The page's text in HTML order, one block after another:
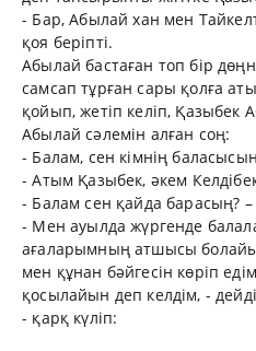
- Бар, Абылай хан мен
қоя беріпті.
Абылай бастаған топ бір
самсап тұрған сары қолға
қойып, жетіп келіп, Қазыбек
Абылай сәлемін алған соң:
- Балам, сен кімнің
- Атым Қазыбек, әкем
- Балам сен қайда барасың? –
- Мен ауылда жүргенде
ағаларымның атшысы
мен құнан бәйгесін көріп
қосылайын деп келдім, -
- қарқ күліп: